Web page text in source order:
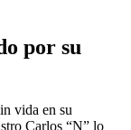
por su
vida en su
Carlos “N” lo